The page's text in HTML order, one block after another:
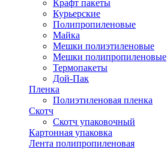
Крафт пакеты
Курьерские
Полипропиленовые
Майка
Мешки полиэтиленовые
Мешки полипропиленовые
Термопакеты
Дой-Пак
Пленка
Полиэтиленовая пленка
Скотч
Скотч упаковочный
Картонная упаковка
Лента полипропиленовая